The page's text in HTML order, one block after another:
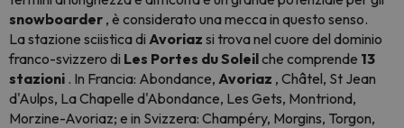
snowboarder , è considerato una mecca in questo senso.
La stazione sciistica di Avoriaz si trova nel cuore del dominio
franco-svizzero di Les Portes du Soleilche comprende 13
stazioni . In Francia: Abondance, Avoriaz , Châtel, St Jean
d'Aulps, La Chapelle d'Abondance, Les Gets, Montriond,
Morzine-Avoriaz; e in Svizzera: Champéry, Morgins, Torgon,